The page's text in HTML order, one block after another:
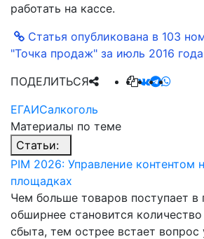
работать на кассе.
Статья опубликована в 103
"Точка продаж" за июль 2016 года
ЕГАИСалкоголь
ПОДЕЛИТЬСЯ
Материалы по теме
Статьи:
PIM 2026: Управление контентом
площадках
Чем больше товаров поступает
обширнее становится
сбыта, тем острее встает вопрос